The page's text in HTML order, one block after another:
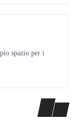
spazio per i